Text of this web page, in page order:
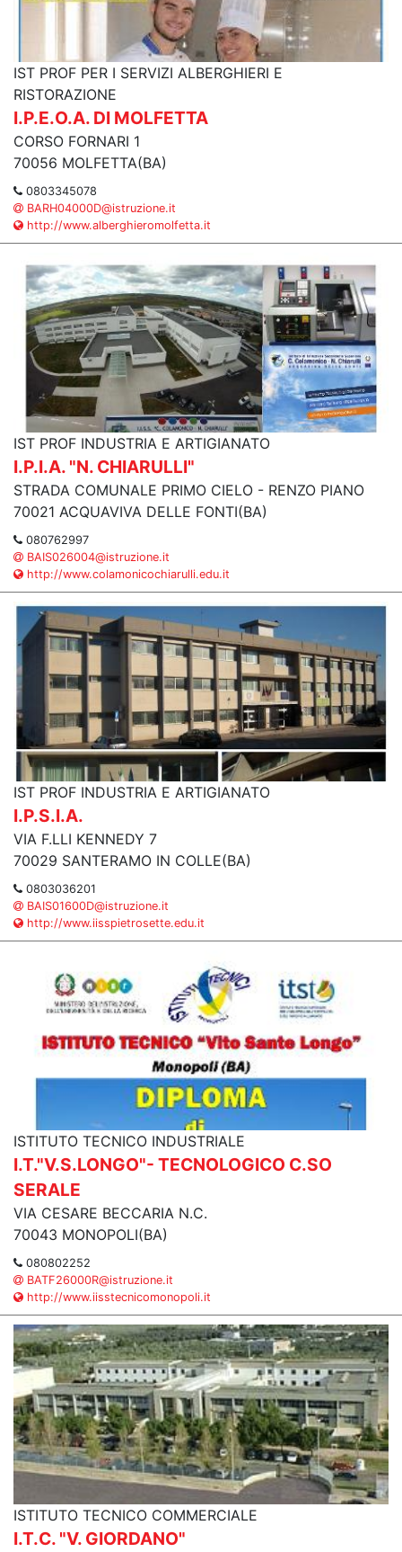
IST PROF PER I SERVIZI ALBERGHIERI E
RISTORAZIONE
I.P.E.O.A. DI MOLFETTA
CORSO FORNARI 1
70056 MOLFETTA(BA)
0803345078
BARH04000D@istruzione.it
http://www.alberghieromolfetta.it
IST PROF INDUSTRIA E ARTIGIANATO
I.P.I.A. "N. CHIARULLI"
STRADA COMUNALE PRIMO CIELO - RENZO PIANO
70021 ACQUAVIVA DELLE FONTI(BA)
080762997
BAIS026004@istruzione.it
http://www.colamonicochiarulli.edu.it
IST PROF INDUSTRIA E ARTIGIANATO
I.P.S.I.A.
VIA F.LLI KENNEDY 7
70029 SANTERAMO IN COLLE(BA)
0803036201
BAIS01600D@istruzione.it
http://www.iisspietrosette.edu.it
ISTITUTO TECNICO INDUSTRIALE
I.T."V.S.LONGO"- TECNOLOGICO C.SO
SERALE
VIA CESARE BECCARIA N.C.
70043 MONOPOLI(BA)
080802252
BATF26000R@istruzione.it
http://www.iisstecnicomonopoli.it
ISTITUTO TECNICO COMMERCIALE
I.T.C. "V. GIORDANO"